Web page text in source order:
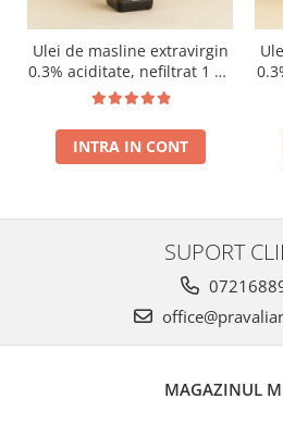
Ulei de masline extravirgin
0.3% aciditate, nefiltrat 1 L -
presat la rece RECOLTA
INTRA IN CONT
SUPORT
MAGAZINUL